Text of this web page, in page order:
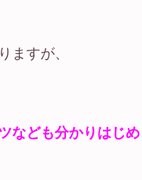
ますが、
なども分かりはじめ